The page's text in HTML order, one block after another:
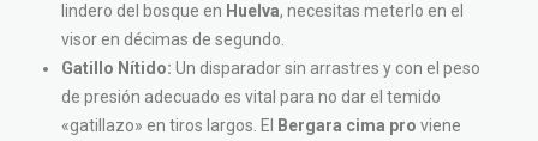
lindero del bosque en Huelva, necesitas meterlo en el
visor en décimas de segundo.
Gatillo Nítido: Un disparador sin arrastres y con el peso
de presión adecuado es vital para no dar el temido
«gatillazo» en tiros largos. El
Bergara cima pro viene